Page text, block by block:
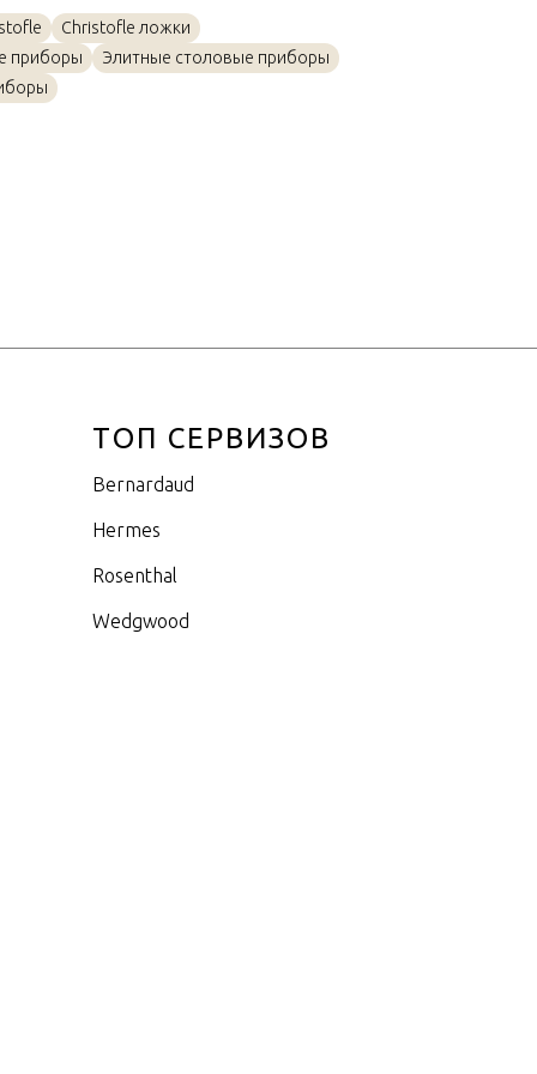
15,5см
Christofle ложки
приборы
Элитные столовые приборы
ТОП СЕРВИЗОВ
Bernardaud
Hermes
Rosenthal
Wedgwood